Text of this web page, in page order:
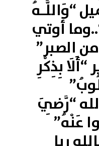
“وَاللَّـهُ
أوتي
الصبر”
“أَلَا بِذِكْرِ
“رَّضِيَ
عَنْهُ”